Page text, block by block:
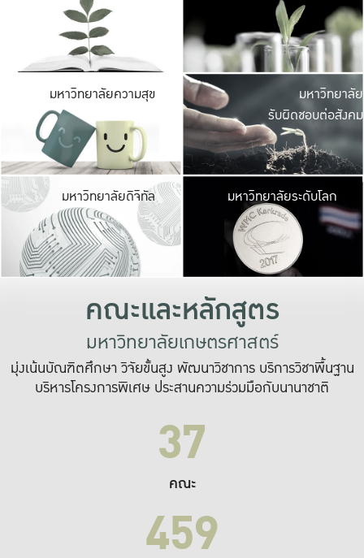
มีพื้นที่เขียวสดใส
เป็นป่าในเมือง เกษต
มหาวิทยาลัยความสุข มหาวิ
ค
เปิดประ
และพบเรื่องราวใ
มหาวิทยาลัย
รับผิดชอบต่อสังคม
มหาวิทยาลัยดิจิทัล มหาวิ
เปลี่ยนแปลง แล
เพื่อทำง
ระบบสารสนเทศ
มหาวิทยาลัยระดับโลก
คณะและหลักสูตร
มหาวิทยาลัยเกษตรศาสตร์
มุ่งเน้นบัณฑิตศึกษา วิจัยขั้นสูง พัฒนาวิชาการ บริการวิชาพื้นฐาน
บริหารโครงการพิเศษ ประสานความร่วมมือกับนานาชาติ
37
คณะ
459